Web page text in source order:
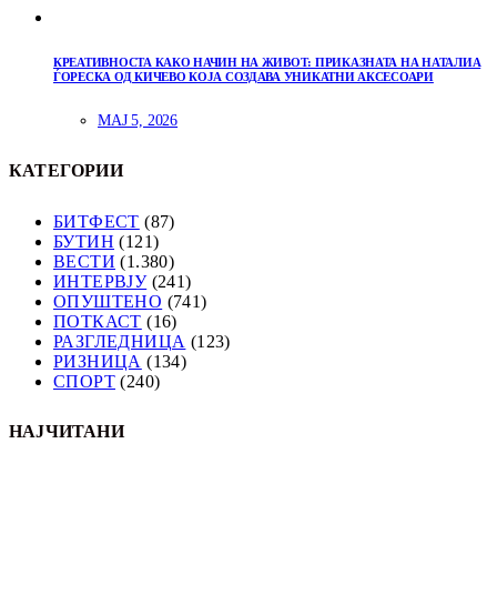
КРЕАТИВНОСТА КАКО НАЧИН НА ЖИВОТ: ПРИКАЗНАТА НА НАТАЛИА
ЃОРЕСКА ОД КИЧЕВО КОЈА СОЗДАВА УНИКАТНИ АКСЕСОАРИ
МАЈ 5, 2026
КАТЕГОРИИ
БИТФЕСТ (87)
БУТИН (121)
ВЕСТИ (1.380)
ИНТЕРВЈУ(241)
ОПУШТЕНО (741)
ПОТКАСТ (16)
РАЗГЛЕДНИЦА (123)
РИЗНИЦА (134)
СПОРТ (240)
НАЈЧИТАНИ